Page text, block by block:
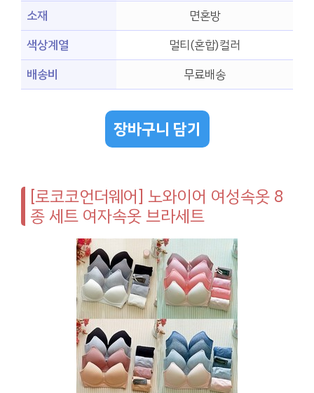
소재
면혼방
색상계열
멀티(혼합)컬러
배송비
무료배송
장바구니 담기
[로코코언더웨어] 노와이어 여성속옷 8
종 세트 여자속옷 브라세트